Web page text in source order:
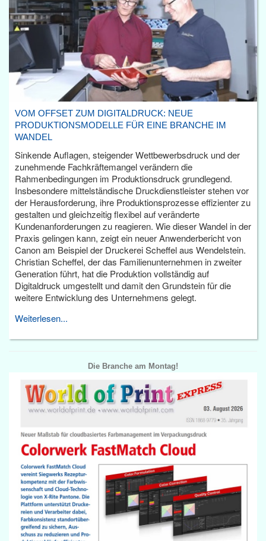
VOM OFFSET ZUM DIGITALDRUCK: NEUE
PRODUKTIONSMODELLE FÜR EINE BRANCHE IM
WANDEL
Sinkende Auflagen, steigender Wettbewerbsdruck und der
zunehmende Fachkräftemangel verändern die
Rahmenbedingungen im Produktionsdruck grundlegend.
Insbesondere mittelständische Druckdienstleister stehen vor
der Herausforderung, ihre Produktionsprozesse effizienter zu
gestalten und gleichzeitig flexibel auf veränderte
Kundenanforderungen zu reagieren. Wie dieser Wandel in der
Praxis gelingen kann, zeigt ein neuer Anwenderbericht von
Canon am Beispiel der Druckerei Scheffel aus Wendelstein.
Christian Scheffel, der das Familienunternehmen in zweiter
Generation führt, hat die Produktion vollständig auf
Digitaldruck umgestellt und damit den Grundstein für die
weitere Entwicklung des Unternehmens gelegt.
Weiterlesen...
Die Branche am Montag!